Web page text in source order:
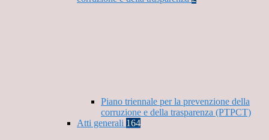
Piano triennale per la prevenzione della
corruzione e della trasparenza (PTPCT)
Atti generali 164